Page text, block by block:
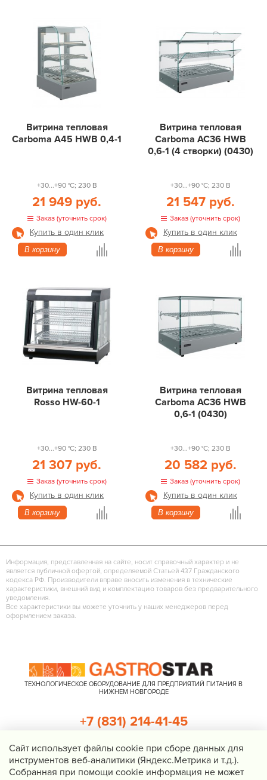
Витрина тепловая
Carboma A45 HWB 0,4-1
+30...+90 °С; 230 В
21 949 руб.
Заказ (уточнить срок)
Купить в один клик
В корзину
Витрина тепловая
Carboma AC36 HWB
0,6-1 (4 створки) (0430)
+30...+90 °С; 230 В
21 547 руб.
Заказ (уточнить срок)
Купить в один клик
В корзину
Витрина тепловая
Rosso HW-60-1
+30...+90 °С; 230 В
21 307 руб.
Заказ (уточнить срок)
Купить в один клик
В корзину
Витрина тепловая
Carboma AC36 HWB
0,6-1 (0430)
+30...+90 °С; 230 В
20 582 руб.
Заказ (уточнить срок)
Купить в один клик
В корзину
Информация, представленная на сайте, носит справочный характер и не
является публичной офертой, определяемой Статьей 437 Гражданского
кодекса РФ. Производители вправе вносить изменения в технические
характеристики, внешний вид и комплектацию товаров без предварительного
уведомления.
Все характеристики вы можете уточнить у наших менеджеров перед
оформлением заказа.
ТЕХНОЛОГИЧЕСКОЕ ОБОРУДОВАНИЕ ДЛЯ ПРЕДПРИЯТИЙ ПИТАНИЯ В
НИЖНЕМ НОВГОРОДЕ
+7 (831) 214-41-45
Перезвоните мне
Cайт использует файлы cookie при сборе данных для
инструментов веб-аналитики (Яндекс.Метрика и т.д.).
Собранная при помощи cookie информация не может